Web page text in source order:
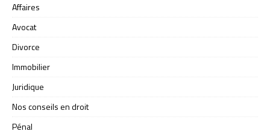
Affaires
Avocat
Divorce
Immobilier
Juridique
Nos conseils en droit
Pénal